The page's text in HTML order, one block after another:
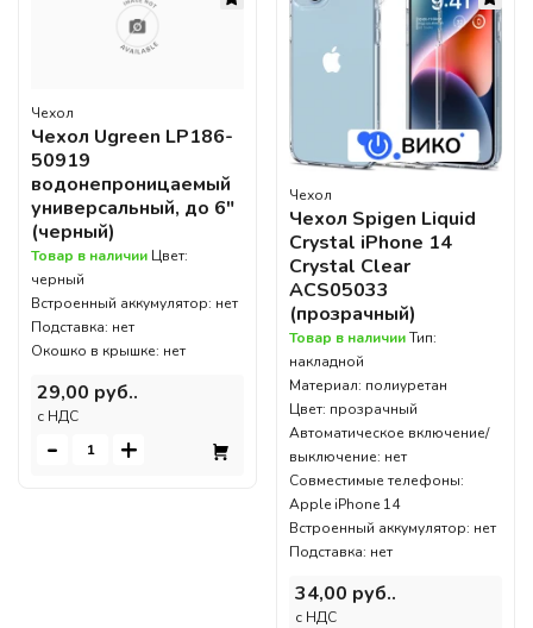
Чехол
Чехол Ugreen LP186-
50919
водонепроницаемый
универсальный, до 6"
(черный)
Товар в наличии Цвет:
черный
Встроенный аккумулятор: нет
Подставка: нет
Окошко в крышке: нет
29,00 руб..
c НДС
- +
Чехол
Чехол Spigen Liquid
Crystal iPhone 14
Crystal Clear
ACS05033
(прозрачный)
Товар в наличииТип:
накладной
Материал: полиуретан
Цвет: прозрачный
Автоматическое включение/
выключение: нет
Совместимые телефоны:
Apple iPhone 14
Встроенный аккумулятор: нет
Подставка: нет
34,00 руб..
c НДС